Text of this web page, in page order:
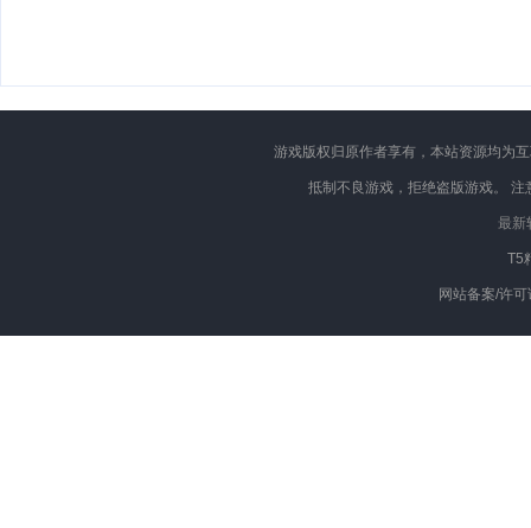
游戏版权归原作者享有，本站资源均为
抵制不良游戏，拒绝盗版游戏。
最新
T5
网站备案/许